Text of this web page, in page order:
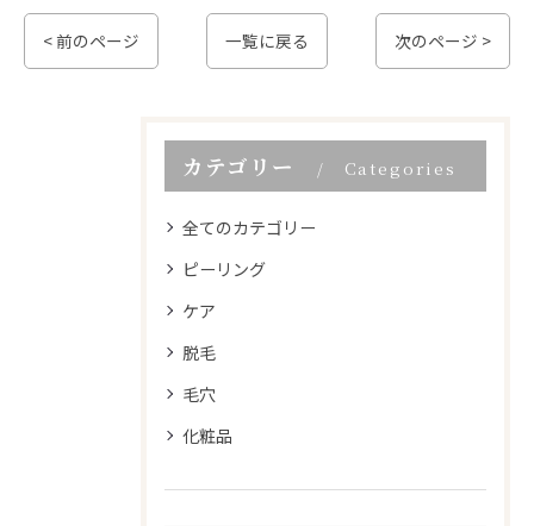
< 前のページ 一覧に戻る 次のページ >
カテゴリー Categories
全てのカテゴリー
ピーリング
ケア
脱毛
毛穴
化粧品